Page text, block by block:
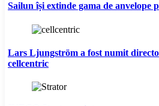
Sailun își extinde gama de anvelope
Lars Ljungström a fost numit
cellcentric